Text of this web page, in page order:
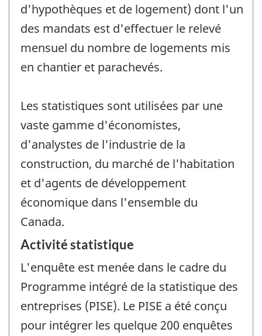
d'hypothèques et de logement) dont l'un
des mandats est d'effectuer le relevé
mensuel du nombre de logements mis
en chantier et parachevés.
Les statistiques sont utilisées par une
vaste gamme d'économistes,
d'analystes de l'industrie de la
construction, du marché de l'habitation
et d'agents de développement
économique dans l'ensemble du
Canada.
Activité statistique
L'enquête est menée dans le cadre du
Programme intégré de la statistique des
entreprises (PISE). Le PISE a été conçu
pour intégrer les quelque 200 enquêtes